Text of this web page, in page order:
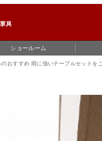
ショールーム
おすすめ 雨に強いテーブルセットを